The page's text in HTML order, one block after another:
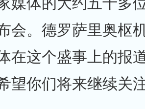
媒体的大约五十多
会。德罗萨里奥枢
在这个盛事上的报
望你们将来继续关